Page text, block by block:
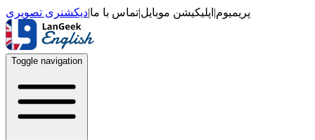
پریمیوم| اپلیکیشن موبایل|تماس با ما|دیکشنری تصویری
Toggle navigation